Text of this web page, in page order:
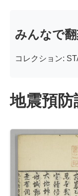
みんなで
コレクション:
地震預防